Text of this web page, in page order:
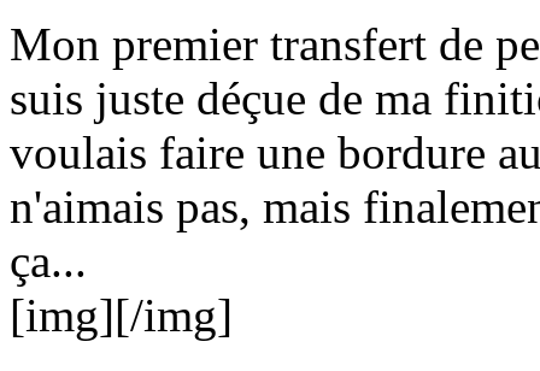
Mon premier transfert de
suis juste déçue de ma
voulais faire une bordure
n'aimais pas, mais
ça...
[img][/img]